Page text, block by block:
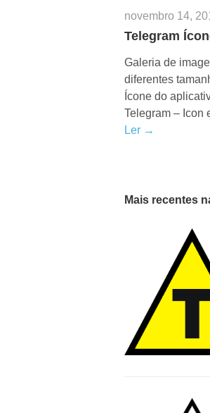
novembro 14,
Telegram
Galeria de
diferentes
Ícone do
Telegram – Icon
Ler →
Mais recentes